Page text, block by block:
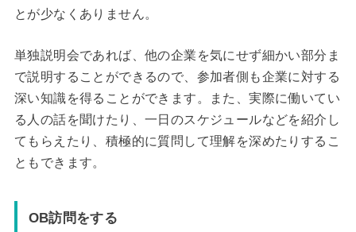
とが少なくありません。
単独説明会であれば、他の企業を気にせず細かい部分ま
で説明することができるので、参加者側も企業に対する
深い知識を得ることができます。また、実際に働いてい
る人の話を聞けたり、一日のスケジュールなどを紹介し
てもらえたり、積極的に質問して理解を深めたりするこ
ともできます。
OB訪問をする